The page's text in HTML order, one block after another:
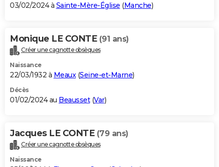
03/02/2024 à Sainte-Mère-Église (Manche)
Monique LE CONTE (91 ans)
Créer une cagnotte obsèques
Naissance
22/03/1932 à Meaux(Seine-et-Marne)
Décès
01/02/2024 au Beausset(Var)
Jacques LE CONTE (79 ans)
Créer une cagnotte obsèques
Naissance